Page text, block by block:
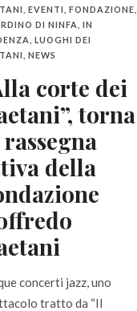
EVENTI FONDAZIONE
DI NINFA
IN
LUOGHI DEI
NEWS
corte dei
torna
della
concerti jazz, uno
tratto da “Il